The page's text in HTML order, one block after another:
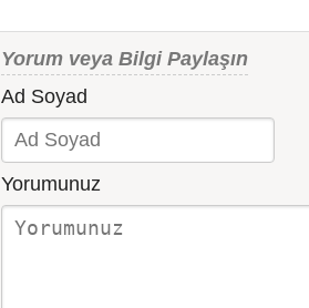
Yorum veya Bilgi Paylaşın
Ad Soyad
Yorumunuz